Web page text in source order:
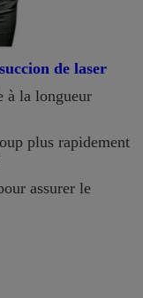
de laser
à la longueur
plus rapidement
assurer le